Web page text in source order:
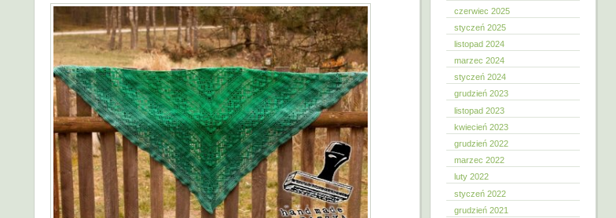
czerwiec 2025
styczeń 2025
listopad 2024
marzec 2024
styczeń 2024
grudzień 2023
listopad 2023
kwiecień 2023
grudzień 2022
marzec 2022
luty 2022
styczeń 2022
grudzień 2021